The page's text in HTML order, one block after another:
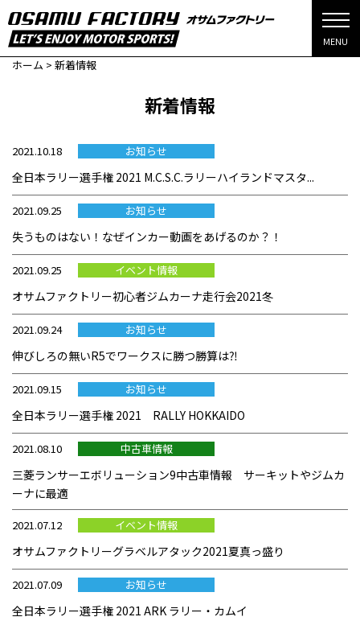
MENU
ホーム > 新着情報
新着情報
2021.10.18 お知らせ
全日本ラリー選手権 2021 M.C.S.C.ラリーハイランドマスタ...
2021.09.25 お知らせ
失うものはない！なぜインカー動画をあげるのか？！
2021.09.25 イベント情報
オサムファクトリー初心者ジムカーナ走行会2021冬
2021.09.24 お知らせ
伸びしろの無いR5でワークスに勝つ勝算は⁈
2021.09.15 お知らせ
全日本ラリー選手権 2021 RALLY HOKKAIDO
2021.08.10 中古車情報
三菱ランサーエボリューション9中古車情報 サーキットやジムカ
ーナに最適
2021.07.12 イベント情報
オサムファクトリーグラベルアタック2021夏真っ盛り
2021.07.09 お知らせ
全日本ラリー選手権 2021 ARK ラリー・カムイ